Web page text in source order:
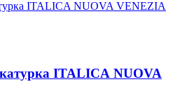
ITALICA NUOVA